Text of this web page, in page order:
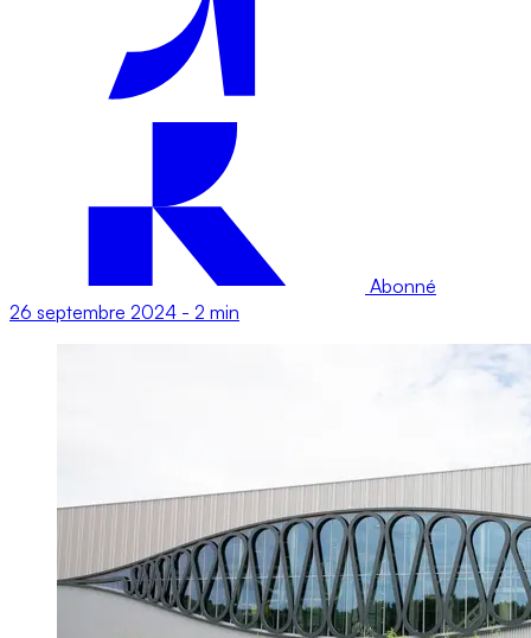
Abonné
26 septembre 2024 - 2 min